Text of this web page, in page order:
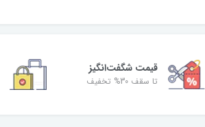
قیمت شگفت‌انگیز
تا سقف 30% تخفیف